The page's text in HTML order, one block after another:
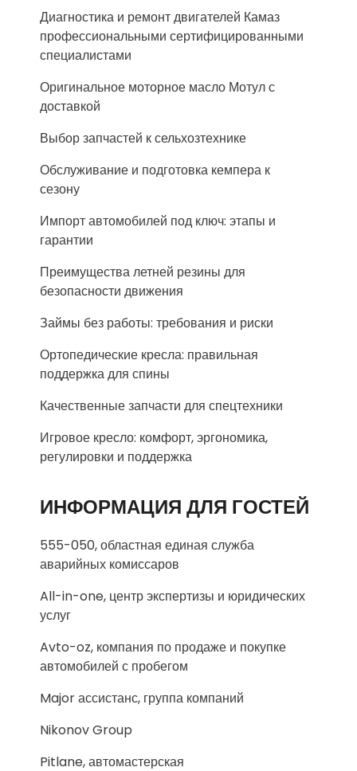
Диагностика и ремонт двигателей Камаз
профессиональными сертифицированными
специалистами
Оригинальное моторное масло Мотул с
доставкой
Выбор запчастей к сельхозтехнике
Обслуживание и подготовка кемпера к
сезону
Импорт автомобилей под ключ: этапы и
гарантии
Преимущества летней резины для
безопасности движения
Займы без работы: требования и риски
Ортопедические кресла: правильная
поддержка для спины
Качественные запчасти для спецтехники
Игровое кресло: комфорт, эргономика,
регулировки и поддержка
ИНФОРМАЦИЯ ДЛЯ ГОСТЕЙ
555-050, областная единая служба
аварийных комиссаров
All-in-one, центр экспертизы и юридических
услуг
Avto-oz, компания по продаже и покупке
автомобилей с пробегом
Major ассистанс, группа компаний
Nikonov Group
Pitlane, автомастерская